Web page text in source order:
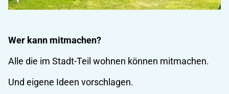
Wer kann mitmachen?
Alle die im Stadt-Teil wohnen können mitmachen.
Und eigene Ideen vorschlagen.